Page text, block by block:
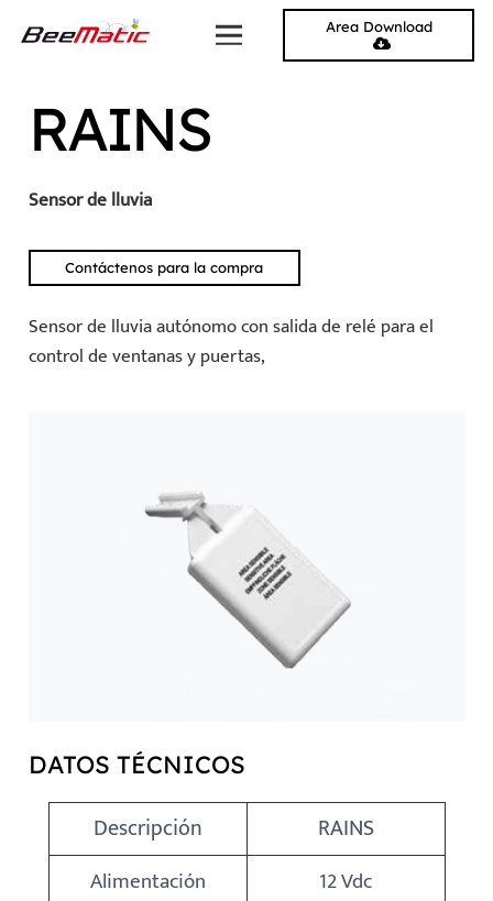
Area Download
RAINS
Sensor de lluvia
Contáctenos para la compra
Sensor de lluvia autónomo con salida de relé para el
control de ventanas y puertas,
DATOS TÉCNICOS
Descripción RAINS
Alimentación
12 Vdc